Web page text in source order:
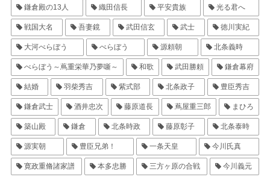
鎌倉殿の13人 織田信長 平安貴族 光る君へ
戦国大名 吾妻鏡 武田信玄 武士 徳川実紀
大河べらぼう べらぼう 源頼朝 北条義時
べらぼう～蔦重栄華乃夢噺～ 和歌 武田勝頼 鎌倉幕府
結婚 羽柴秀吉 紫式部 北条政子 豊臣秀吉
鎌倉武士 酒井忠次 藤原道長 蔦屋重三郎 まひろ
築山殿 鎌倉 北条時政 藤原彰子 北条泰時
源実朝 豊臣兄弟！ 一条天皇 今川氏真
寛政重脩諸家譜 本多忠勝 三方ヶ原の合戦 今川義元